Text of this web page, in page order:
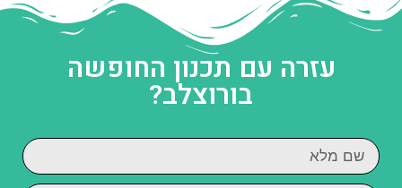
עזרה עם תכנון החופשה
בורוצלב?